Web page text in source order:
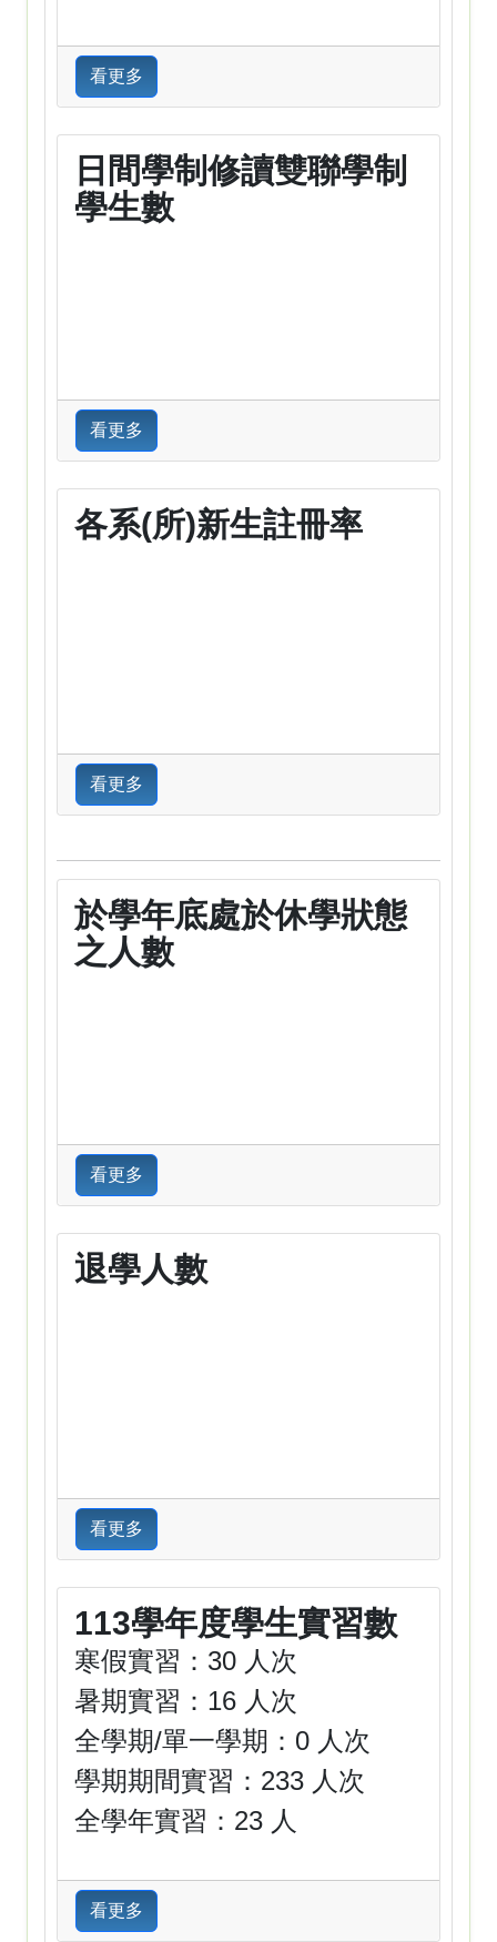
看更多
日間學制修讀雙聯學制
學生數
看更多
各系(所)新生註冊率
看更多
於學年底處於休學狀態
之人數
看更多
退學人數
看更多
113學年度學生實習數
寒假實習：30 人次
暑期實習：16 人次
全學期/單一學期：0 人次
學期期間實習：233 人次
全學年實習：23 人
看更多